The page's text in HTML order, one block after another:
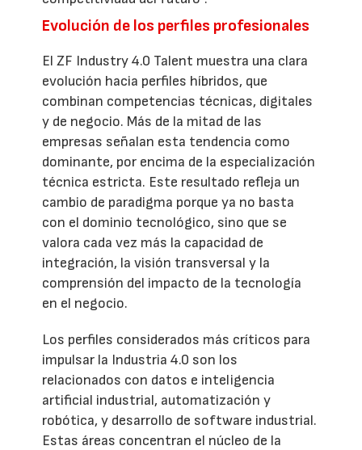
Evolución de los perfiles profesionales
El ZF Industry 4.0 Talent muestra una clara
evolución hacia perfiles híbridos, que
combinan competencias técnicas, digitales
y de negocio. Más de la mitad de las
empresas señalan esta tendencia como
dominante, por encima de la especialización
técnica estricta. Este resultado refleja un
cambio de paradigma porque ya no basta
con el dominio tecnológico, sino que se
valora cada vez más la capacidad de
integración, la visión transversal y la
comprensión del impacto de la tecnología
en el negocio.
Los perfiles considerados más críticos para
impulsar la Industria 4.0 son los
relacionados con datos e inteligencia
artificial industrial, automatización y
robótica, y desarrollo de software industrial.
Estas áreas concentran el núcleo de la